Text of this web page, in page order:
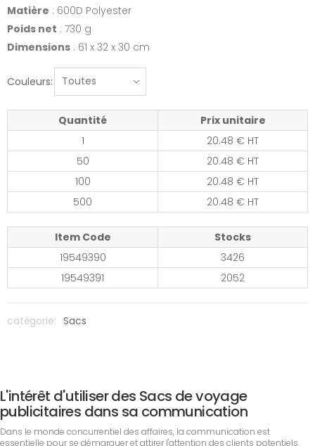
Matière : 600D Polyester
Poids net : 730 g
Dimensions : 61 x 32 x 30 cm
Couleurs:
Quantité
Prix unitaire
1
20.48 € HT
50
20.48 € HT
100
20.48 € HT
500
20.48 € HT
Item Code
Stocks
19549390
3426
19549391
2052
catégorie: Sacs
L'intérêt d'utiliser des Sacs de voyage
publicitaires dans sa communication
Dans le monde concurrentiel des affaires, la communication est
essentielle pour se démarquer et attirer l'attention des clients potentiels.